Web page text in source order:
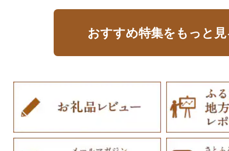
おすすめ特集をもっと